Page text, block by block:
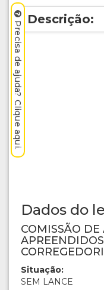
Descrição:
Dados do
COMISSÃO
Situação:
SEM LANCE
Precisa de ajuda? Clique aqui.